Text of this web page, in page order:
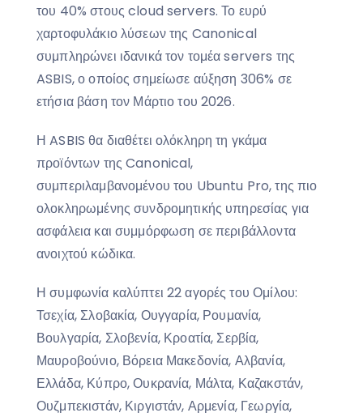
του 40% στους cloud servers. Το ευρύ
χαρτοφυλάκιο λύσεων της Canonical
συμπληρώνει ιδανικά τον τομέα servers της
ASBIS, ο οποίος σημείωσε αύξηση 306% σε
ετήσια βάση τον Μάρτιο του 2026.
Η ASBIS θα διαθέτει ολόκληρη τη γκάμα
προϊόντων της Canonical,
συμπεριλαμβανομένου του Ubuntu Pro, της πιο
ολοκληρωμένης συνδρομητικής υπηρεσίας για
ασφάλεια και συμμόρφωση σε περιβάλλοντα
ανοιχτού κώδικα.
Η συμφωνία καλύπτει 22 αγορές του Ομίλου:
Τσεχία, Σλοβακία, Ουγγαρία, Ρουμανία,
Βουλγαρία, Σλοβενία, Κροατία, Σερβία,
Μαυροβούνιο, Βόρεια Μακεδονία, Αλβανία,
Ελλάδα, Κύπρο, Ουκρανία, Μάλτα, Καζακστάν,
Ουζμπεκιστάν, Κιργιστάν, Αρμενία, Γεωργία,